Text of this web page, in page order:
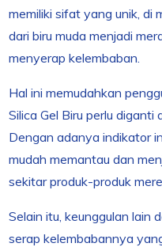
memiliki sifat yang unik, di
dari biru muda menjadi
menyerap kelembaban.
Hal ini memudahkan
Silica Gel Biru perlu diganti
Dengan adanya indikator
mudah memantau dan
sekitar produk-produk
Selain itu, keunggulan lain
serap kelembabannya